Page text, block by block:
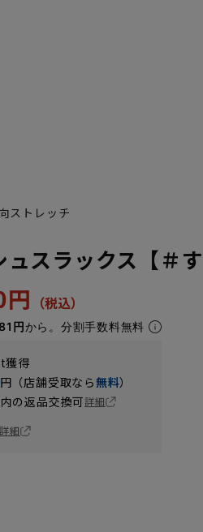
ストレッチ
スラックス【＃す
円から。分割手数料無料
獲得
円（店舗受取なら無料）
の返品交換可詳細
詳細